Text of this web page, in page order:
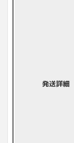
発送詳細